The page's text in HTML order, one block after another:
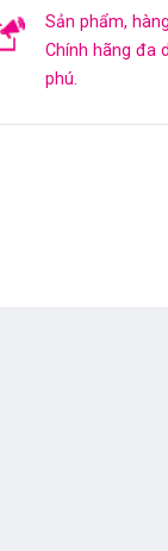
Sản phẩm,
Chính hãng đa
phú.